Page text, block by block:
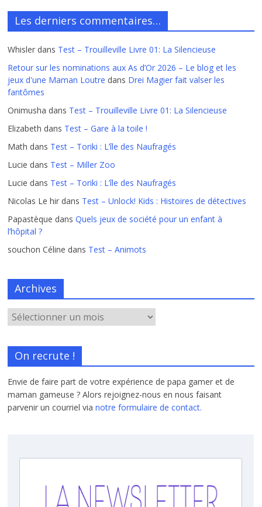
Les derniers commentaires…
Whisler dans Test – Trouilleville Livre 01: La Silencieuse
Retour sur les nominations aux As d’Or 2026 – Le blog et les
jeux d'une Maman Loutre dans Drei Magier fait valser les
fantômes
Onimusha dans Test – Trouilleville Livre 01: La Silencieuse
Elizabeth dans Test – Gare à la toile !
Math dans Test – Toriki : L’île des Naufragés
Lucie dans Test – Miller Zoo
Lucie dans Test – Toriki : L’île des Naufragés
Nicolas Le hir dans Test – Unlock! Kids : Histoires de détectives
Papastèque dansQuels jeux de société pour un enfant à
l’hôpital ?
souchon Céline dans Test – Animots
Archives
On recrute !
Envie de faire part de votre expérience de papa gamer et de
maman gameuse ? Alors rejoignez-nous en nous faisant
parvenir un courriel vianotre formulaire de contact.